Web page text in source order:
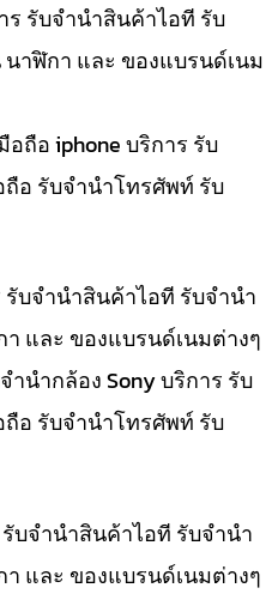
ร รับจำนำสินค้าไอที รับ
าฬิกา และ ของแบรนด์เนม
ถือ iphone บริการ รับ
อ รับจำนำโทรศัพท์ รับ
รับจำนำสินค้าไอที รับจำนำ
และ ของแบรนด์เนมต่างๆ
นำกล้อง Sony บริการ รับ
อ รับจำนำโทรศัพท์ รับ
บจำนำสินค้าไอที รับจำนำ
และ ของแบรนด์เนมต่างๆ